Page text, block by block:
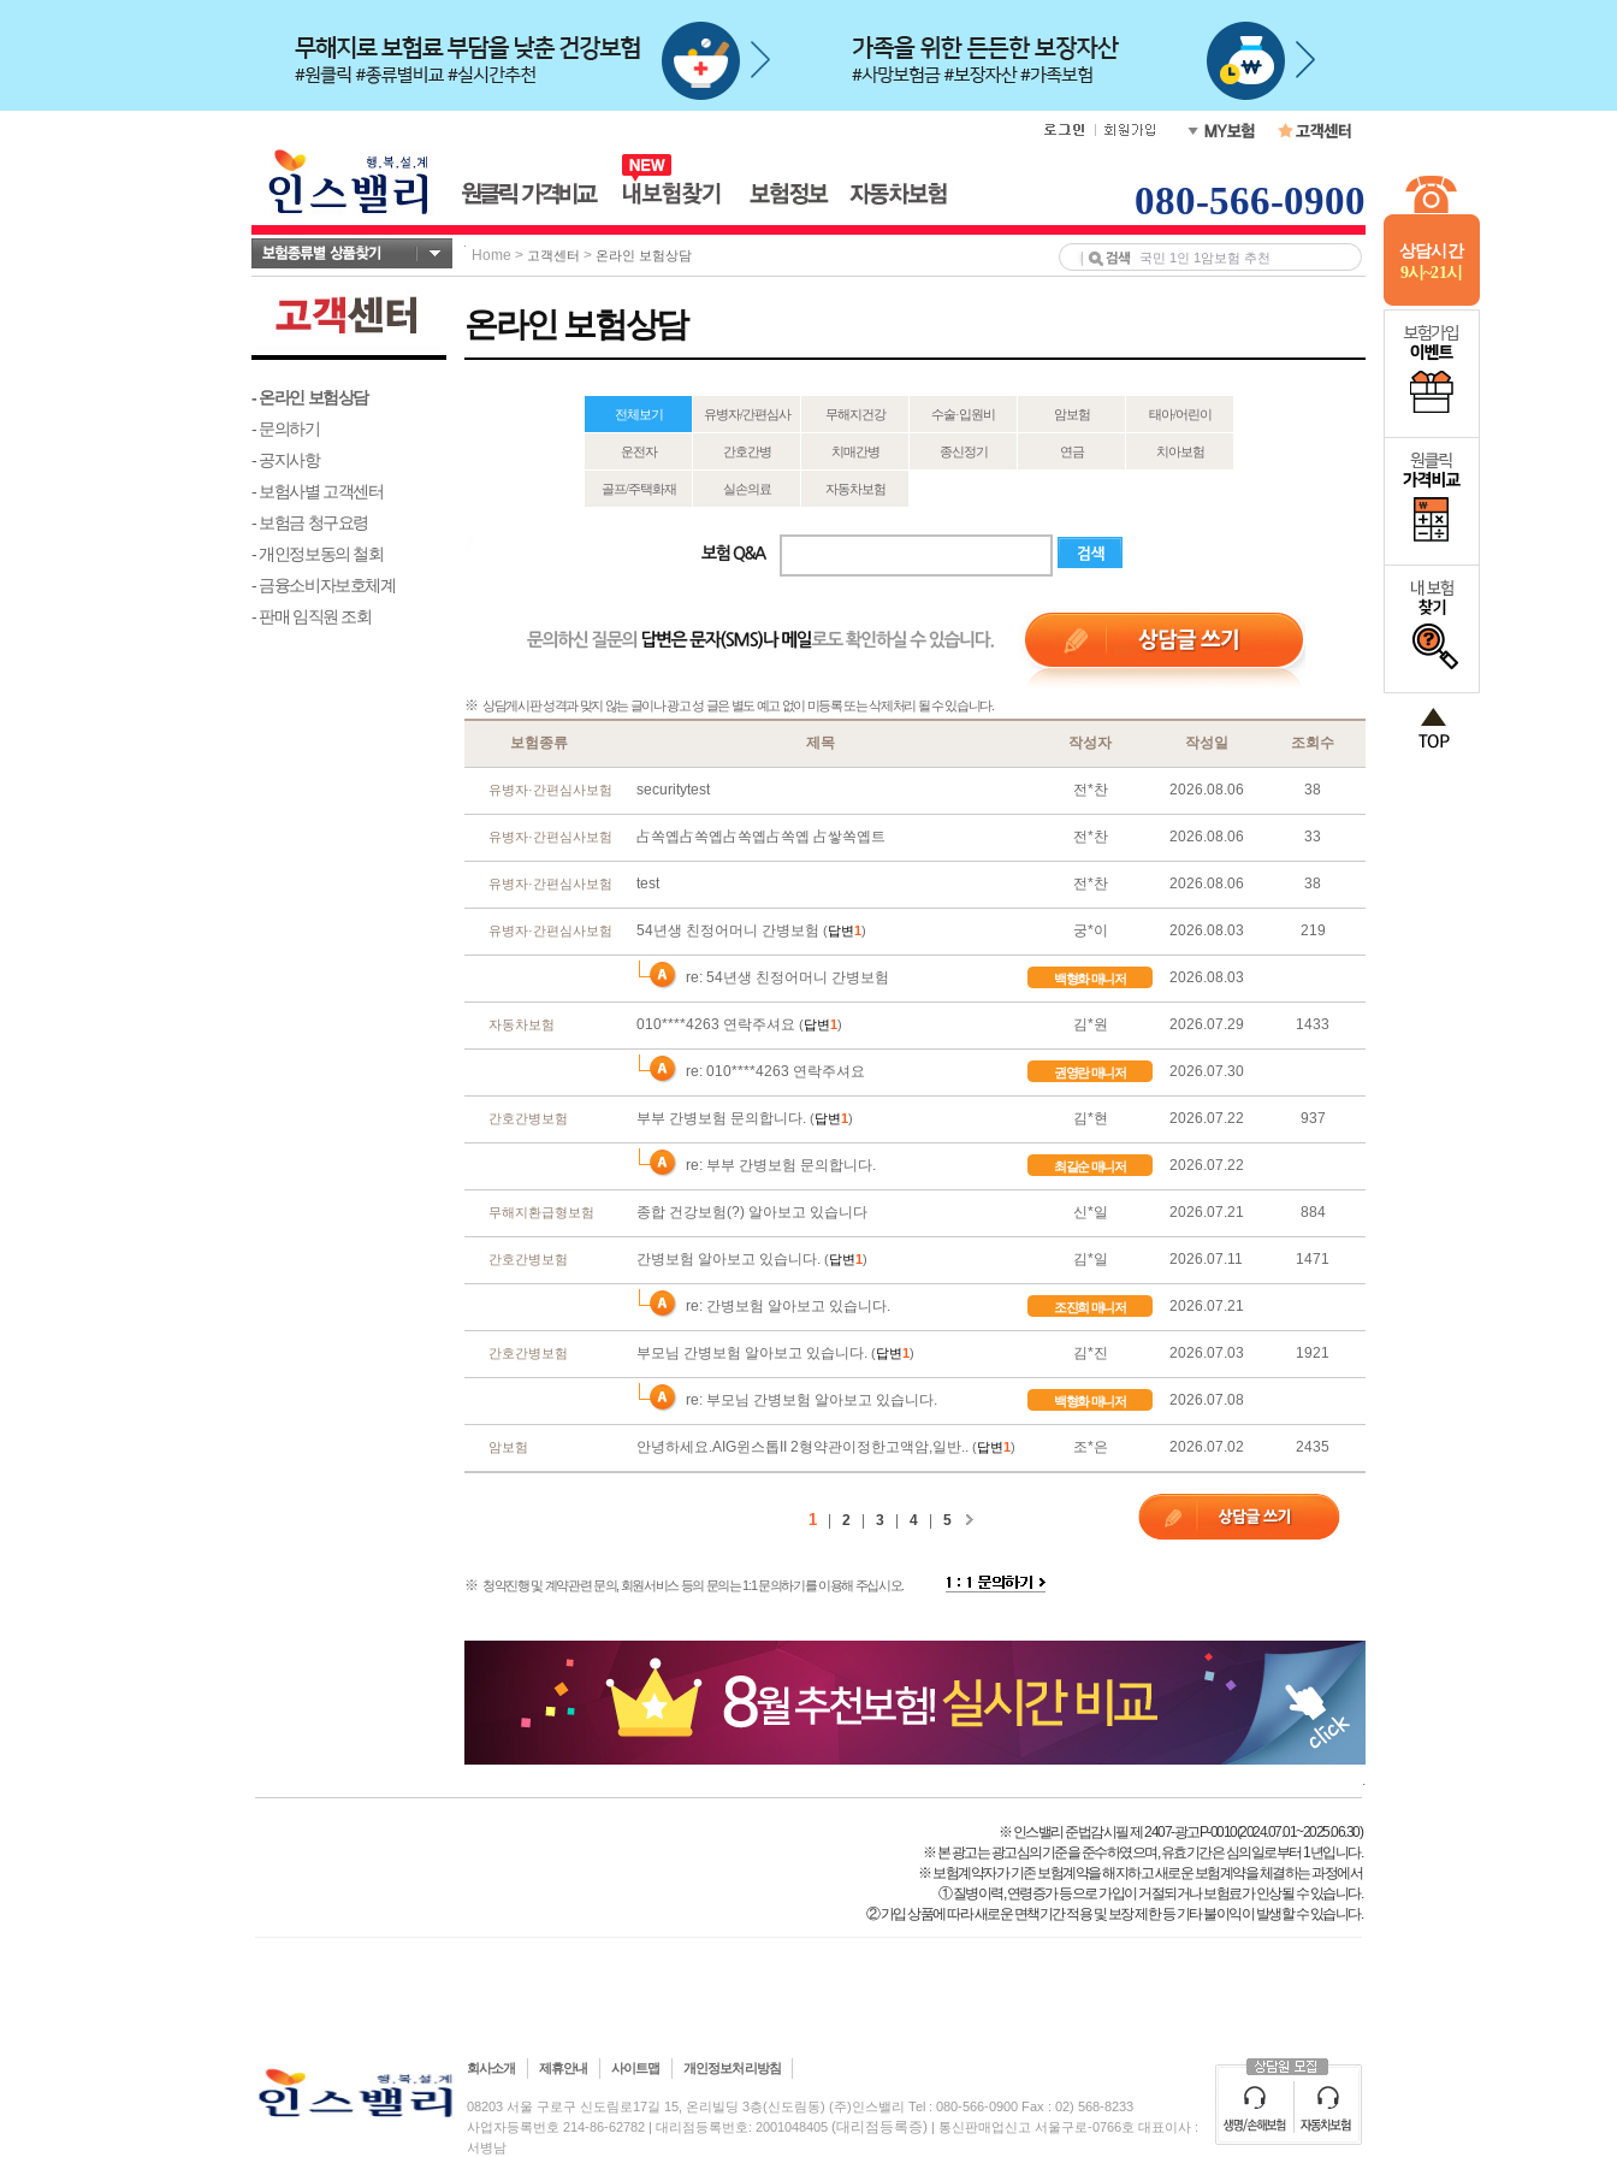
상담시간
9시~21시
080-566-0900
Home > 고객센터 > 온라인 보험상담
- 온라인 보험상담
- 문의하기
- 공지사항
- 보험사별 고객센터
- 보험금 청구요령
- 개인정보동의 철회
- 금융소비자보호체계
- 판매 임직원 조회
온라인 보험상담
전체보기 유병자/간편심사 무해지건강 수술·입원비 암보험 태아/어린이
운전자 간호간병 치매간병 종신정기 연금 치아보험
골프/주택화재 실손의료 자동차보험
※ 상담게시판 성격과 맞지 않는 글이나 광고 성 글은 별도 예고 없이 미등록 또는 삭제처리 될 수 있습니다.
보험종류 제목 작성자 작성일 조회수
유병자·간편심사보험 securitytest 전*찬 2026.08.06 38
유병자·간편심사보험 占쏙옙占쏙옙占쏙옙占쏙옙 占쌓쏙옙트 전*찬 2026.08.06 33
유병자·간편심사보험 test 전*찬 2026.08.06 38
유병자·간편심사보험 54년생 친정어머니 간병보험 (답변1) 궁*이 2026.08.03 219
re: 54년생 친정어머니 간병보험 백형화 매니저 2026.08.03
자동차보험 010****4263 연락주셔요 (답변1) 김*원 2026.07.29 1433
re: 010****4263 연락주셔요 권영란 매니저 2026.07.30
간호간병보험 부부 간병보험 문의합니다. (답변1) 김*현 2026.07.22 937
re: 부부 간병보험 문의합니다. 최길순 매니저 2026.07.22
무해지환급형보험 종합 건강보험(?) 알아보고 있습니다 신*일 2026.07.21 884
간호간병보험 간병보험 알아보고 있습니다. (답변1) 김*일 2026.07.11 1471
re: 간병보험 알아보고 있습니다. 조진희 매니저 2026.07.21
간호간병보험 부모님 간병보험 알아보고 있습니다. (답변1) 김*진 2026.07.03 1921
re: 부모님 간병보험 알아보고 있습니다. 백형화 매니저 2026.07.08
암보험 안녕하세요.AIG윈스톱II 2형약관이정한고액암,일반.. (답변1) 조*은 2026.07.02 2435
1| 2| 3| 4| 5
※ 청약진행 및 계약관련 문의, 회원서비스 등의 문의는 1:1 문의하기를 이용해 주십시오.
.
※ 인스밸리 준법감시필 제 2407-광고P-0010(2024.07.01~2025.06.30)
※ 본 광고는 광고심의기준을 준수하였으며, 유효기간은 심의일로부터 1년입니다.
※ 보험계약자가 기존 보험계약을 해지하고 새로운 보험계약을 체결하는 과정에서
① 질병이력, 연령증가 등으로 가입이 거절되거나 보험료가 인상될 수 있습니다.
② 가입 상품에 따라 새로운 면책기간 적용 및 보장 제한 등 기타 불이익이 발생할 수 있습니다.
회사소개 제휴안내 사이트맵 개인정보처리방침
08203 서울 구로구 신도림로17길 15, 온리빌딩 3층(신도림동) (주)인스밸리 Tel : 080-566-0900 Fax : 02) 568-8233
사업자등록번호 214-86-62782 | 대리점등록번호: 2001048405 (대리점등록증) | 통신판매업신고 서울구로-0766호 대표이사 :
서병남